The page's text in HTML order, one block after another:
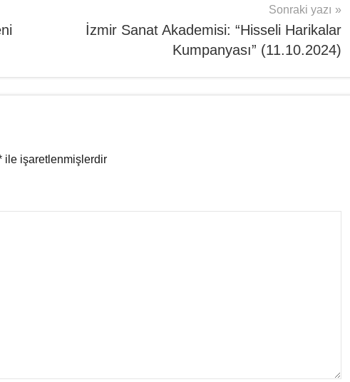
Sonraki yazı
İzmir Sanat Akademisi: “Hisseli Harikalar
Kumpanyası” (11.10.2024)
ile işaretlenmişlerdir